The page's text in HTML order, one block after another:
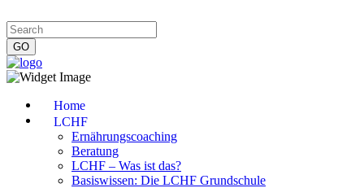
Home
LCHF
Ernährungscoaching
Beratung
LCHF – Was ist das?
Basiswissen: Die LCHF Grundschule